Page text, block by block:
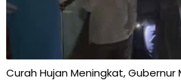
Curah Hujan Meningkat, Gubernur